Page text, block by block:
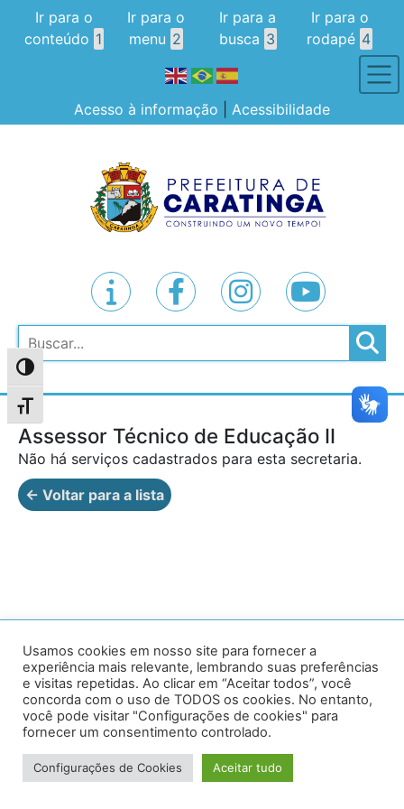
Alternar alto contraste
Alternar tamanho da fonte
Ir para o
conteúdo 1
Ir para o
menu 2
Ir para a
busca 3
Ir para o
rodapé 4
Acesso à informação Acessibilidade
Pesquisar
Assessor Técnico de Educação II
Não há serviços cadastrados para esta secretaria.
← Voltar para a lista
Av. Prof. Armando Alves da Silva, nº 1950 - Zacarias,
Caratinga - MG - 35302-403 / Tel: (33) 3329 8000
Desenvolvido por VersaTec
Usamos cookies em nosso site para fornecer a
experiência mais relevante, lembrando suas preferências
e visitas repetidas. Ao clicar em “Aceitar todos”, você
concorda com o uso de TODOS os cookies. No entanto,
você pode visitar "Configurações de cookies" para
fornecer um consentimento controlado.
Configurações de Cookies Aceitar tudo